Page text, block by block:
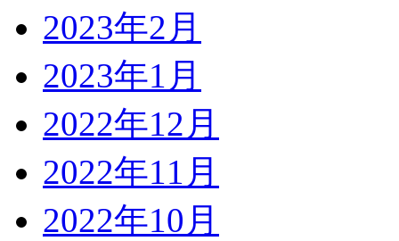
2023年2月
2023年1月
2022年12月
2022年11月
2022年10月